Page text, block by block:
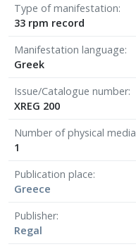
Type of manifestation
33 rpm record
Manifestation language
Greek
Issue/Catalogue number
XREG 200
Number of physical media
1
Publication place
Greece
Publisher
Regal